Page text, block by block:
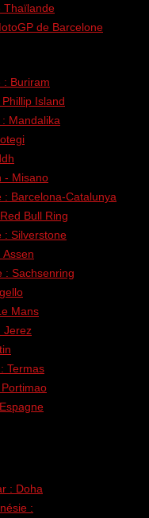
Thaïlande
de Barcelone
: Buriram
Island
Mandalika
- Misano
: Barcelona-Catalunya
Bull Ring
: Silverstone
Assen
: Sachsenring
Mans
Jerez
Termas
: Doha
: